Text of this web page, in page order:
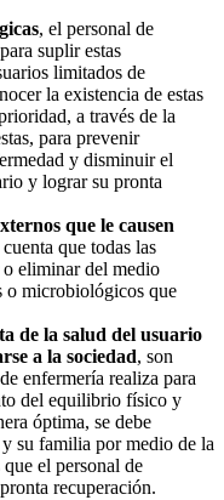
, el personal de
suplir estas
limitados de
la existencia de estas
a través de la
para prevenir
y disminuir el
y lograr su pronta
que le causen
que todas las
o eliminar del medio
o microbiológicos que
de la salud del usuario
a la sociedad, son
enfermería realiza para
del equilibrio físico y
óptima, se debe
su familia por medio de la
que el personal de
recuperación.